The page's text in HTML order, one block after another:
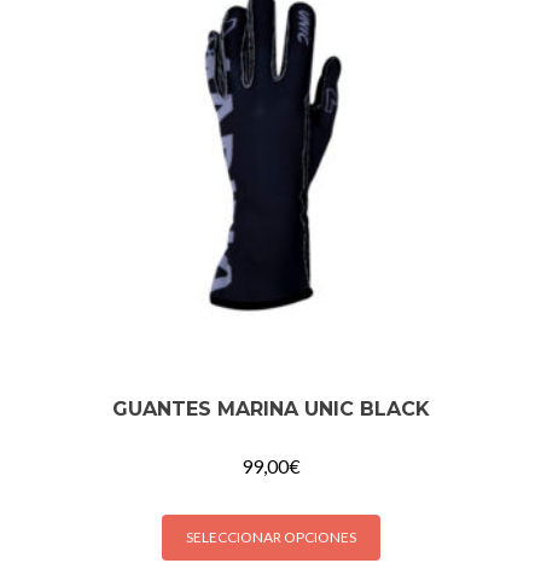
GUANTES MARINA UNIC BLACK
99,00€
SELECCIONAR OPCIONES